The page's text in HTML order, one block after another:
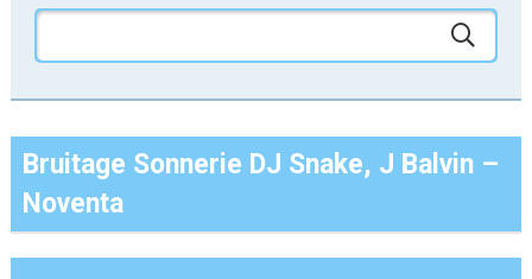
Bruitage Sonnerie DJ Snake, J Balvin –
Noventa